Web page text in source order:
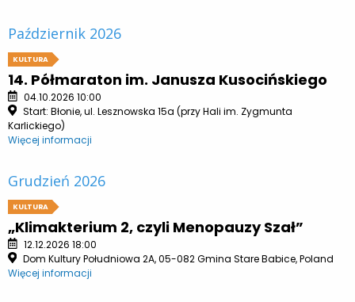
Październik 2026
KULTURA
14. Półmaraton im. Janusza Kusocińskiego
04.10.2026 10:00
Start: Błonie, ul. Lesznowska 15a (przy Hali im. Zygmunta
Karlickiego)
Więcej informacji
Grudzień 2026
KULTURA
„Klimakterium 2, czyli Menopauzy Szał”
12.12.2026 18:00
Dom Kultury Południowa 2A, 05-082 Gmina Stare Babice, Poland
Więcej informacji